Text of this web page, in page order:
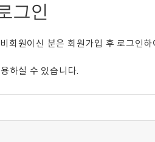
그인
회원이신 분은 회원가입 후 로그인
하실 수 있습니다.